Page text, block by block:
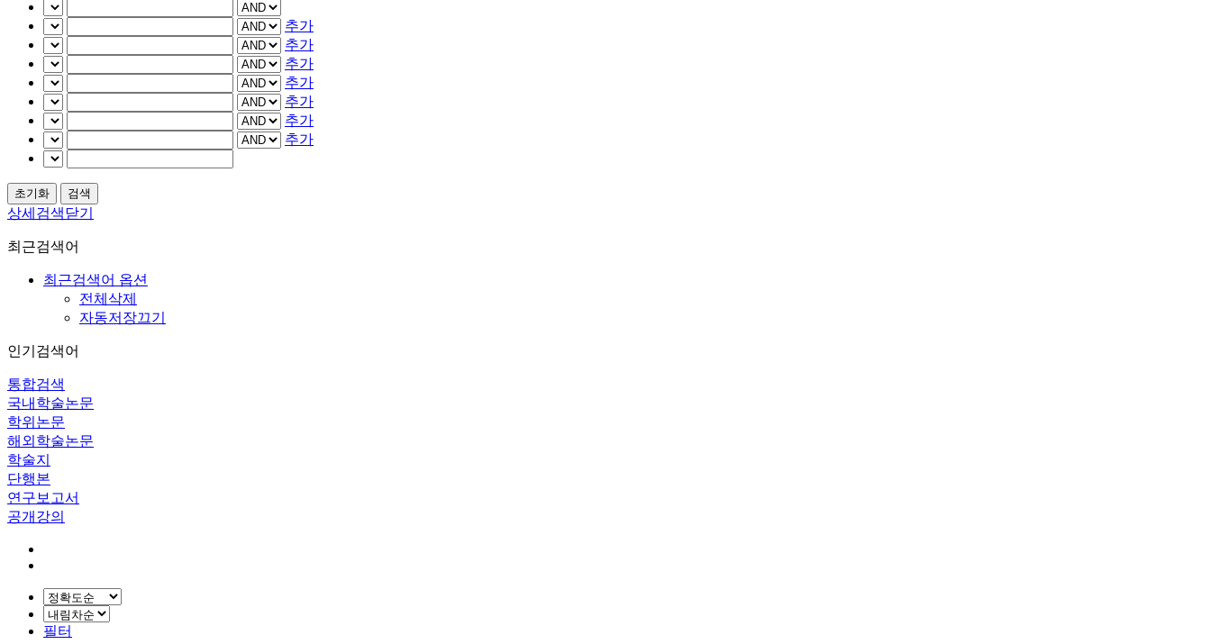
추가
추가
추가
추가
추가
추가
추가
상세검색닫기
최근검색어
최근검색어 옵션
전체삭제
자동저장끄기
인기검색어
통합검색
국내학술논문
학위논문
해외학술논문
학술지
단행본
연구보고서
공개강의
필터